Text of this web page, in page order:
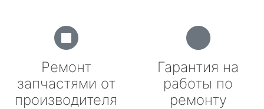
Ремонт
запчастями от
производителя
Гарантия на
работы по
ремонту